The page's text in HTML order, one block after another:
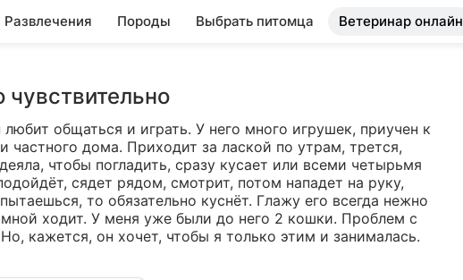
Развлечения Породы Выбрать питомца Ветеринар онлайн
чувствительно
общаться и играть. У него много игрушек, приучен к
частного дома. Приходит за лаской по утрам, трется,
чтобы погладить, сразу кусает или всеми четырьмя
сядет рядом, смотрит, потом нападет на руку,
то обязательно куснёт. Глажу его всегда нежно
ходит. У меня уже были до него 2 кошки. Проблем с
кажется, он хочет, чтобы я только этим и занималась.